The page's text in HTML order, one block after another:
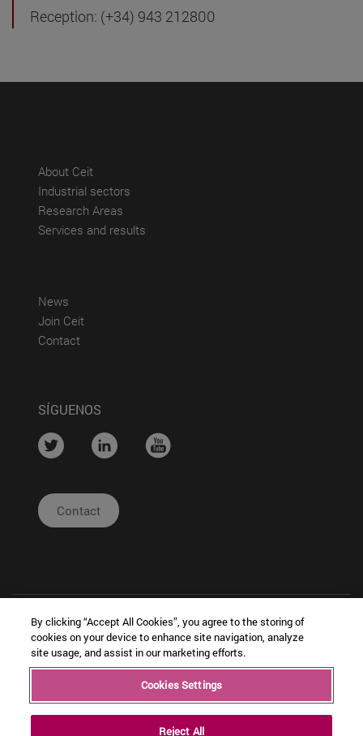
Reception: (+34) 943 212800
About Ceit(abre en nueva ventana)
Industrial sectors
Research Areas
Services and results
News
Join Ceit(abre en nueva ventana)
Contact(abre en nueva ventana)
SÍGUENOS
.... .... ....
Contact
Copyright © Ceit Notice
de cookies
By clicking “Accept All Cookies”, you agree to the storing of
cookies on your device to enhance site navigation, analyze
site usage, and assist in our marketing efforts.
Cookies Settings
Reject All